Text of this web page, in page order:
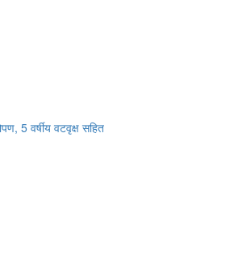
5 वर्षीय वटवृक्ष सहित